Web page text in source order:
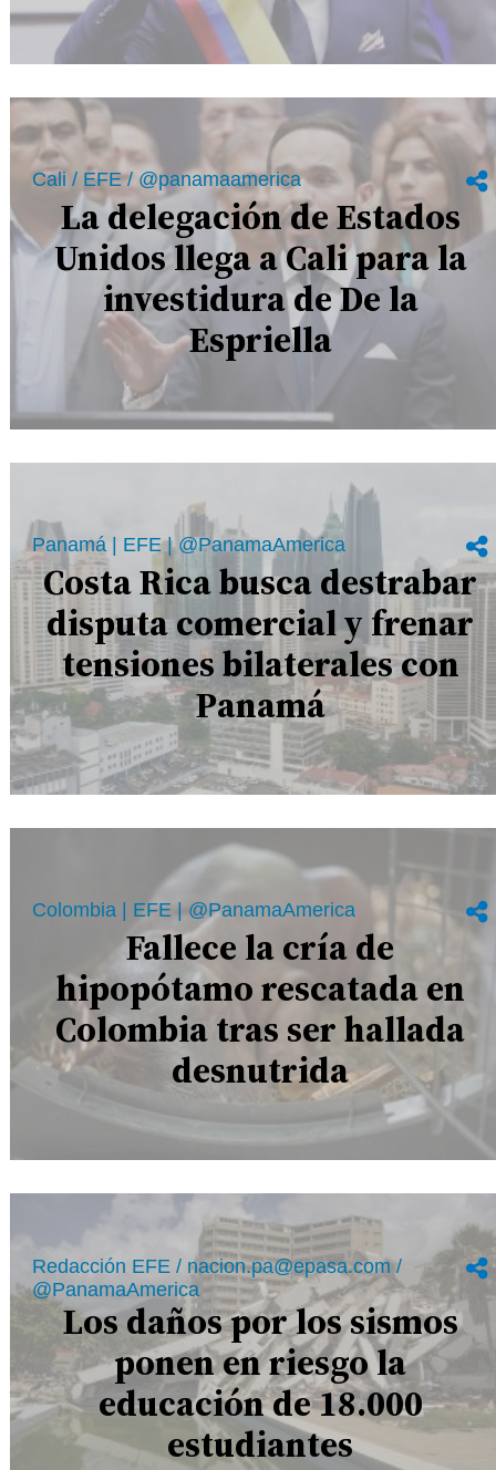
Cali / EFE / @panamaamerica
La delegación de Estados
Unidos llega a Cali para la
investidura de De la
Espriella
Panamá | EFE | @PanamaAmerica
Costa Rica busca destrabar
disputa comercial y frenar
tensiones bilaterales con
Panamá
Colombia | EFE | @PanamaAmerica
Fallece la cría de
hipopótamo rescatada en
Colombia tras ser hallada
desnutrida
Redacción EFE / nacion.pa@epasa.com /
@PanamaAmerica
Los daños por los sismos
ponen en riesgo la
educación de 18.000
estudiantes